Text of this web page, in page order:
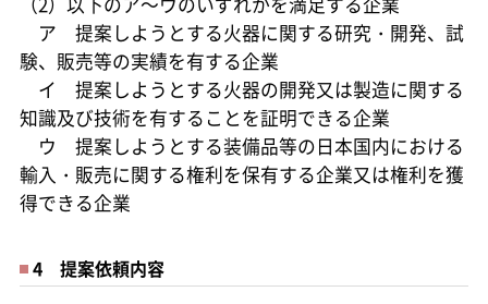
ア 提案しようとする火器に関する研究・開発、試
験、販売等の実績を有する企業
イ 提案しようとする火器の開発又は製造に関する
知識及び技術を有することを証明できる企業
ウ 提案しようとする装備品等の日本国内における
輸入・販売に関する権利を保有する企業又は権利を獲
得できる企業
4 提案依頼内容